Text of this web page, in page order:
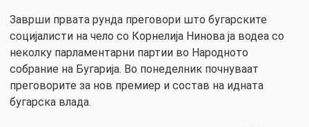
Заврши првата рунда преговори што бугарските
социјалисти на чело со Корнелија Нинова ја водеа со
неколку парламентарни партии во Народното
собрание на Бугарија. Во понеделник почнуваат
преговорите за нов премиер и состав на идната
бугарска влада.